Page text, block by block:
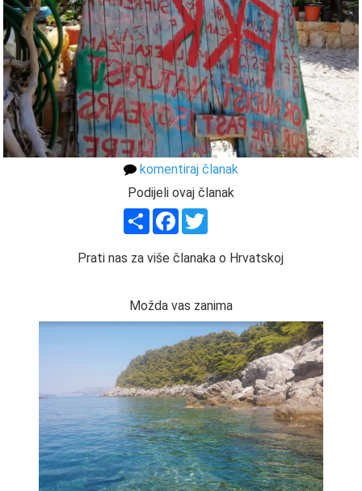
komentiraj članak
Podijeli ovaj članak
ShareFacebook
Prati nas za više članaka o Hrvatskoj
Možda vas zanima